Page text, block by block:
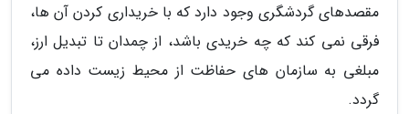
مقصدهای گردشگری وجود دارد که با خریداری کردن آن ها،
فرقی نمی کند که چه خریدی باشد، از چمدان تا تبدیل ارز،
مبلغی به سازمان های حفاظت از محیط زیست داده می
گردد.